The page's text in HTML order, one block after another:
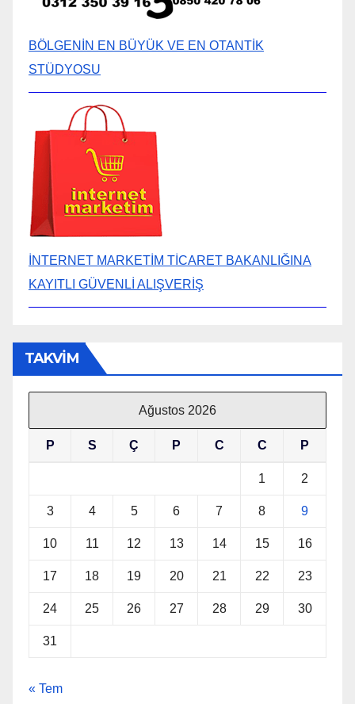
BÖLGENİN EN BÜYÜK VE EN OTANTİK
STÜDYOSU
İNTERNET MARKETİM TİCARET BAKANLIĞINA
KAYITLI GÜVENLİ ALIŞVERİŞ
TAKVİM
Ağustos 2026
P S Ç P C C P
1 2
3 4 5 6 7 8 9
10 11 12 13 14 15 16
17 18 19 20 21 22 23
24 25 26 27 28 29 30
31
« Tem